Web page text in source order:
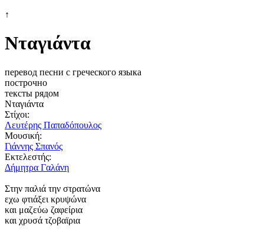
↑
Νταγιάντα
перевод песни с греческого языка
построчно
тексты рядом
Νταγιάντα
Στίχοι:
Λευτέρης Παπαδόπουλος
Μουσική:
Γιάννης Σπανός
Εκτελεστής:
Δήμητρα Γαλάνη
Στην παλιά την στρατώνα
εχω φτιάξει κρυψώνα
και μαζεύω ζαφείρια
και χρυσά τζοβαϊρια